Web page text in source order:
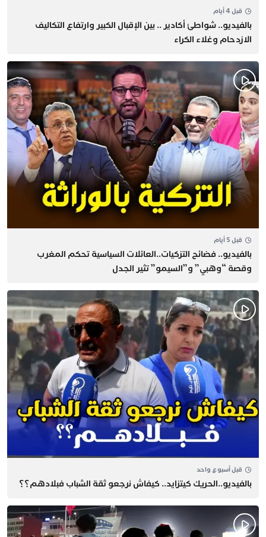
قبل 4 أيام
بالفيديو.. شواطئ أكادير .. بين الإقبال الكبير وارتفاع التكاليف
الازدحام وغلاء الكراء
قبل 5 أيام
بالفيديو.. فضائح التزكيات..العائلات السياسية تحكم المغرب
وقصة “وهبي” و”السيمو” تثير الجدل
قبل أسبوع واحد
بالفيديو..الحريك كيتزايد.. كيفاش نرجعو ثقة الشباب فبلادهم؟؟